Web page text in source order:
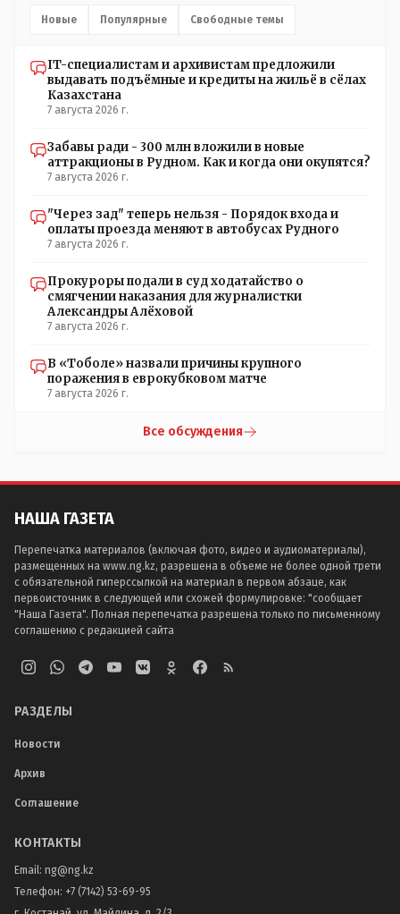
исправлено.
Новые Популярные Свободные темы
IT-специалистам и архивистам предложили
выдавать подъёмные и кредиты на жильё в сёлах
Казахстана
7 августа 2026 г.
Забавы ради - 300 млн вложили в новые
аттракционы в Рудном. Как и когда они окупятся?
7 августа 2026 г.
"Через зад" теперь нельзя - Порядок входа и
оплаты проезда меняют в автобусах Рудного
7 августа 2026 г.
Прокуроры подали в суд ходатайство о
смягчении наказания для журналистки
Александры Алёховой
7 августа 2026 г.
В «Тоболе» назвали причины крупного
поражения в еврокубковом матче
7 августа 2026 г.
Все обсуждения
НАША ГАЗЕТА
Перепечатка материалов (включая фото, видео и аудиоматериалы),
размещенных на www.ng.kz, разрешена в объеме не более одной трети
с обязательной гиперссылкой на материал в первом абзаце, как
первоисточник в следующей или схожей формулировке: "сообщает
"Наша Газета". Полная перепечатка разрешена только по письменному
соглашению с редакцией сайта
РАЗДЕЛЫ
Новости
Архив
Соглашение
КОНТАКТЫ
Email: ng@ng.kz
Телефон: +7 (7142) 53-69-95